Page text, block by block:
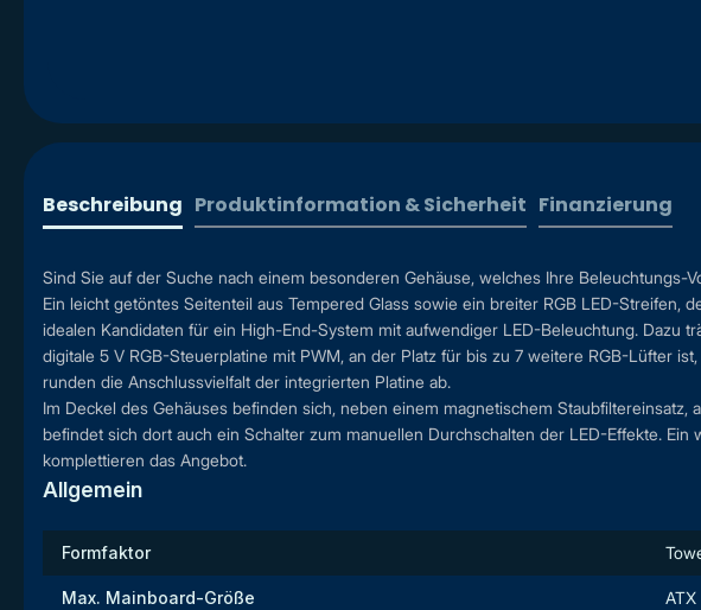
Beschreibung Produktinformation & Sicherheit Finanzierung
Sind Sie auf der Suche nach einem besonderen Gehäuse, welches Ihre
Ein leicht getöntes Seitenteil aus Tempered Glass sowie ein breiter RGB LED-
idealen Kandidaten für ein High-End-System mit aufwendiger LED-Beleuchtung. Dazu
digitale 5 V RGB-Steuerplatine mit PWM, an der Platz für bis zu 7 weitere RGB-Lüfter
runden die Anschlussvielfalt der integrierten Platine ab.
Im Deckel des Gehäuses befinden sich, neben einem magnetischem
befindet sich dort auch ein Schalter zum manuellen Durchschalten der LED-Effekte.
komplettieren das Angebot.
Allgemein
Formfaktor
Max. Mainboard-Größe ATX